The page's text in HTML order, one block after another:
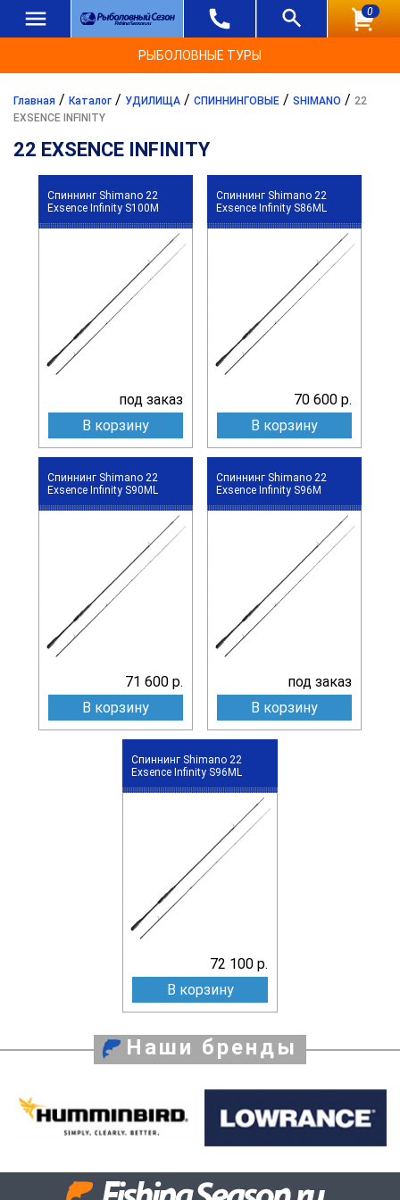
0
РЫБОЛОВНЫЕ ТУРЫ
Главная / Каталог / УДИЛИЩА / СПИННИНГОВЫЕ / SHIMANO / 22
EXSENCE INFINITY
22 EXSENCE INFINITY
Спиннинг Shimano 22
Exsence Infinity S100M
под заказ
В корзину
Спиннинг Shimano 22
Exsence Infinity S86ML
70 600 р.
В корзину
Спиннинг Shimano 22
Exsence Infinity S90ML
71 600 р.
В корзину
Спиннинг Shimano 22
Exsence Infinity S96M
под заказ
В корзину
Спиннинг Shimano 22
Exsence Infinity S96ML
72 100 р.
В корзину
Наши бренды